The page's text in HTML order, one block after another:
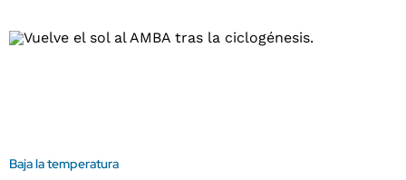
Baja la temperatura